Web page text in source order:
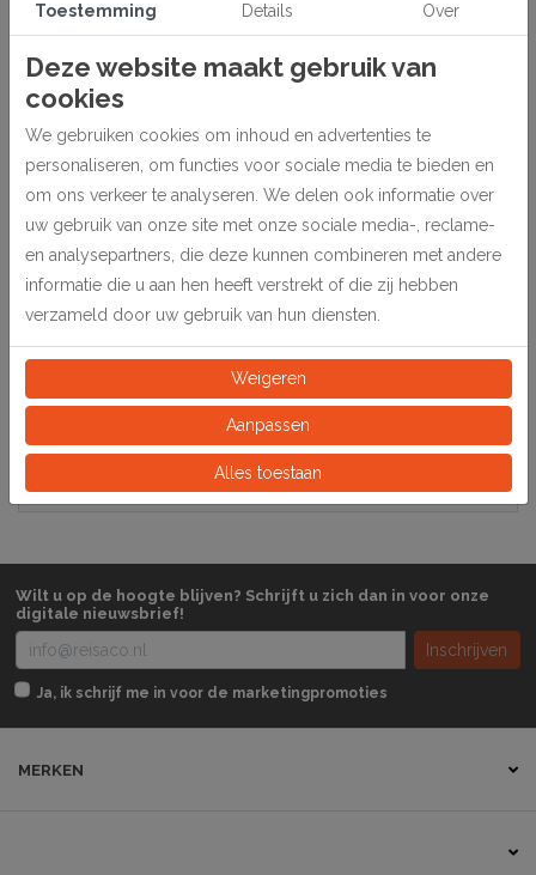
Beschrijving
Worden onder de geschroefde hoek geplaatst.
Verpakt per 25 haken links en 25 haken rechts, exclusief schroeven.
Specificaties
Artikelnummer 148730
Wilt u op de hoogte blijven? Schrijft u zich dan in voor onze
digitale nieuwsbrief!
Inschrijven
Ja, ik schrijf me in voor de marketingpromoties
MERKEN
Toestemming Details Over
Deze website maakt gebruik van
cookies
We gebruiken cookies om inhoud en advertenties te
personaliseren, om functies voor sociale media te bieden en
om ons verkeer te analyseren. We delen ook informatie over
uw gebruik van onze site met onze sociale media-, reclame-
en analysepartners, die deze kunnen combineren met andere
informatie die u aan hen heeft verstrekt of die zij hebben
verzameld door uw gebruik van hun diensten.
Weigeren
Aanpassen
Alles toestaan